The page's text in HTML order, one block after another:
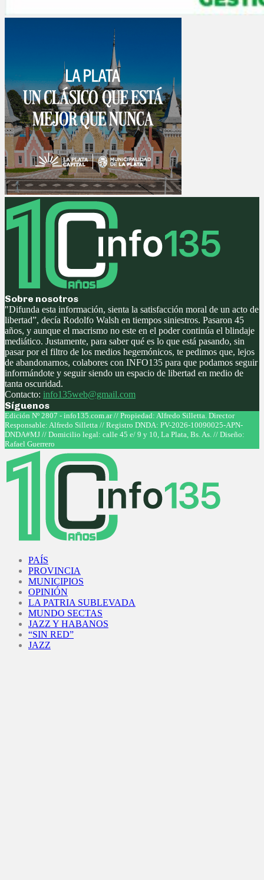
Sobre nosotros
"Difunda esta información, sienta la satisfacción moral de un acto de
libertad”, decía Rodolfo Walsh en tiempos siniestros. Pasaron 45
años, y aunque el macrismo no este en el poder continúa el blindaje
mediático. Justamente, para saber qué es lo que está pasando, sin
pasar por el filtro de los medios hegemónicos, te pedimos que, lejos
de abandonarnos, colabores con INFO135 para que podamos seguir
informándote y seguir siendo un espacio de libertad en medio de
tanta oscuridad.
Contacto: info135web@gmail.com
Síguenos
Facebook
Twitter
Instagram
Youtube
Edición Nº 2807 - info135.com.ar // Propiedad: Alfredo Silletta. Director
Responsable: Alfredo Silletta // Registro DNDA: PV-2026-10090025-APN-
DNDA#MJ // Domicilio legal: calle 45 e/ 9 y 10, La Plata, Bs. As. // Diseño:
Rafael Guerrero
PAÍS
PROVINCIA
MUNICIPIOS
OPINIÓN
LA PATRIA SUBLEVADA
MUNDO SECTAS
JAZZ Y HABANOS
“SIN RED”
JAZZ